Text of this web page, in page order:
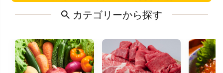
カテゴリーから探す